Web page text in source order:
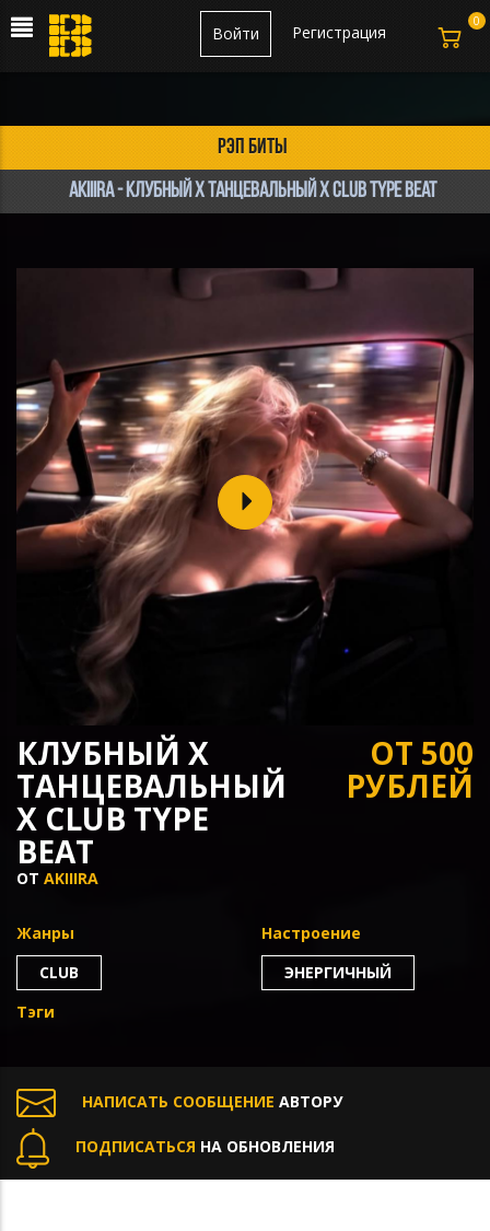
Регистрация
Войти
рэп биты
AKIIIRA - Клубный х Танцевальный х Club type beat
КЛУБНЫЙ Х
ТАНЦЕВАЛЬНЫЙ
Х CLUB TYPE
BEAT
ОТ AKIIIRA
ОТ 500
РУБЛЕЙ
Жанры
CLUB
Настроение
ЭНЕРГИЧНЫЙ
Тэги
НАПИСАТЬ СООБЩЕНИЕ АВТОРУ
ПОДПИСАТЬСЯ НА ОБНОВЛЕНИЯ
0